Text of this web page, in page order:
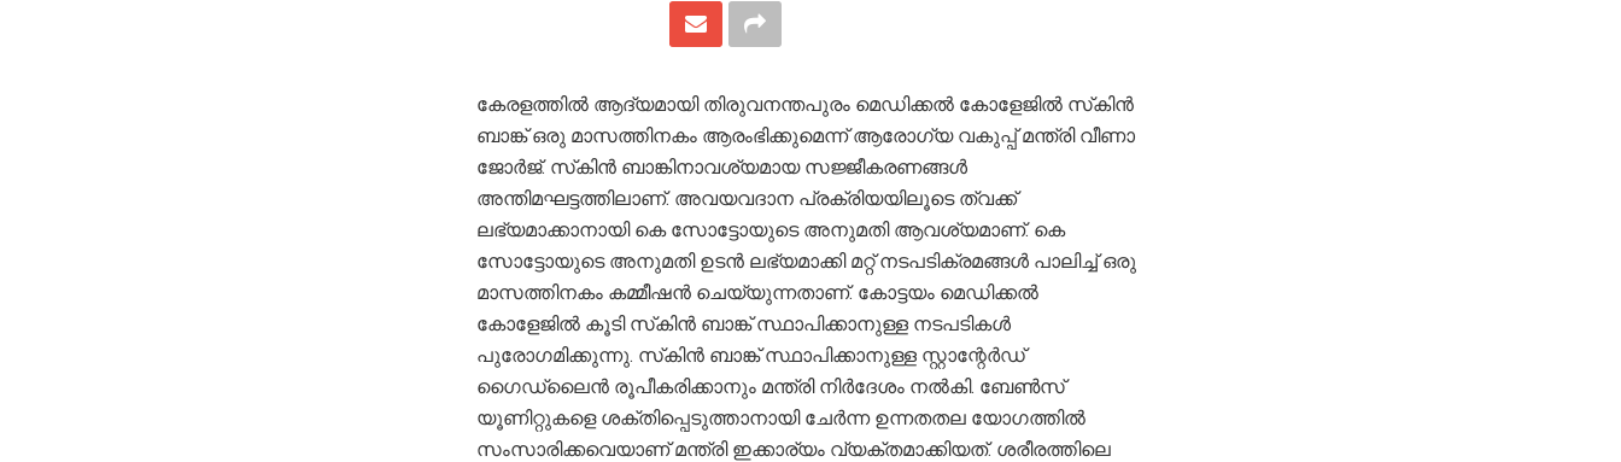
കേരളത്തിൽ ആദ്യമായി തിരുവനന്തപുരം മെഡിക്കൽ കോളേജിൽ സ്‌കിൻ
ബാങ്ക് ഒരു മാസത്തിനകം ആരംഭിക്കുമെന്ന് ആരോഗ്യ വകുപ്പ് മന്ത്രി വീണാ
ജോർജ്. സ്‌കിൻ ബാങ്കിനാവശ്യമായ സജ്ജീകരണങ്ങൾ
അന്തിമഘട്ടത്തിലാണ്. അവയവദാന പ്രക്രിയയിലൂടെ ത്വക്ക്
ലഭ്യമാക്കാനായി കെ സോട്ടോയുടെ അനുമതി ആവശ്യമാണ്. കെ
സോട്ടോയുടെ അനുമതി ഉടൻ ലഭ്യമാക്കി മറ്റ് നടപടിക്രമങ്ങൾ പാലിച്ച് ഒരു
മാസത്തിനകം കമ്മീഷൻ ചെയ്യുന്നതാണ്. കോട്ടയം മെഡിക്കൽ
കോളേജിൽ കൂടി സ്‌കിൻ ബാങ്ക് സ്ഥാപിക്കാനുള്ള നടപടികൾ
പുരോഗമിക്കുന്നു. സ്‌കിൻ ബാങ്ക് സ്ഥാപിക്കാനുള്ള സ്റ്റാന്റേർഡ്
ഗൈഡ്‌ലൈൻ രൂപീകരിക്കാനും മന്ത്രി നിർദേശം നൽകി. ബേൺസ്
യൂണിറ്റുകളെ ശക്തിപ്പെടുത്താനായി ചേർന്ന ഉന്നതതല യോഗത്തിൽ
സംസാരിക്കവെയാണ് മന്ത്രി ഇക്കാര്യം വ്യക്തമാക്കിയത്. ശരീരത്തിലെ